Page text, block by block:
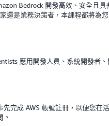
Bedrock 開發高效、安全且具
還是業務決策者，本課程都將為
應用開發人員、系統開發者、
完成 AWS 帳號註冊，以便您在